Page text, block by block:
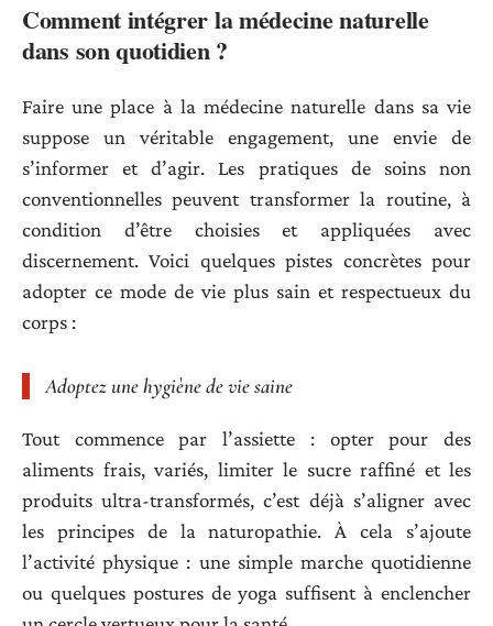
Comment intégrer la médecine naturelle
dans son quotidien ?
Faire une place à la médecine naturelle dans sa vie
suppose un véritable engagement, une envie de
s’informer et d’agir. Les pratiques de soins non
conventionnelles peuvent transformer la routine, à
condition d’être choisies et appliquées avec
discernement. Voici quelques pistes concrètes pour
adopter ce mode de vie plus sain et respectueux du
corps :
Adoptez une hygiène de vie saine
Tout commence par l’assiette : opter pour des
aliments frais, variés, limiter le sucre raffiné et les
produits ultra-transformés, c’est déjà s’aligner avec
les principes de la naturopathie. À cela s’ajoute
l’activité physique : une simple marche quotidienne
ou quelques postures de yoga suffisent à enclencher